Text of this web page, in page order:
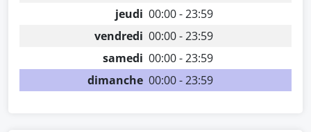
jeudi 00:00 - 23:59
vendredi 00:00 - 23:59
samedi 00:00 - 23:59
dimanche 00:00 - 23:59